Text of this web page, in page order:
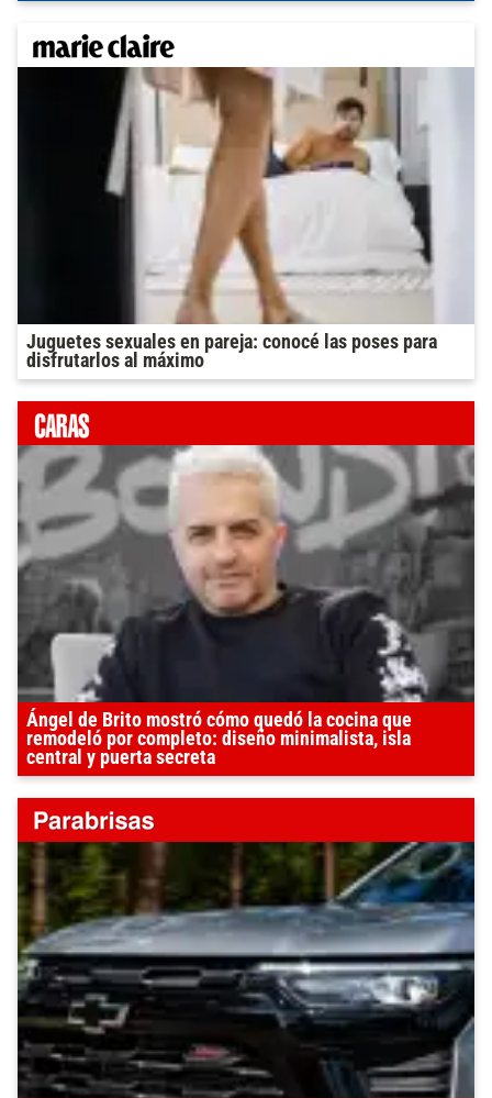
Juguetes sexuales en pareja: conocé las poses para
disfrutarlos al máximo
Ángel de Brito mostró cómo quedó la cocina que
remodeló por completo: diseño minimalista, isla
central y puerta secreta